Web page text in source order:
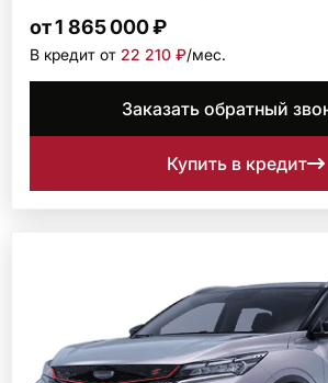
от 1 865 000 ₽
В кредит от 22 210 ₽/мec.
Заказать обратный
Купить в кредит